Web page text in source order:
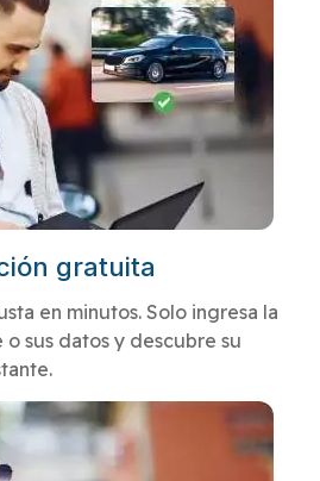
gratuita
en minutos. Solo ingresa la
sus datos y descubre su